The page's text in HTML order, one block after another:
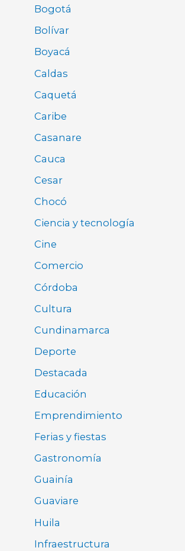
Bogotá
Bolívar
Boyacá
Caldas
Caquetá
Caribe
Casanare
Cauca
Cesar
Chocó
Ciencia y tecnología
Cine
Comercio
Córdoba
Cultura
Cundinamarca
Deporte
Destacada
Educación
Emprendimiento
Ferias y fiestas
Gastronomía
Guainía
Guaviare
Huila
Infraestructura